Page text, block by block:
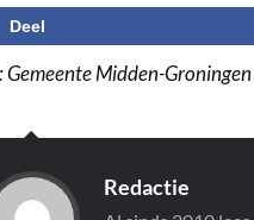
Deel
Gemeente Midden-
Redactie